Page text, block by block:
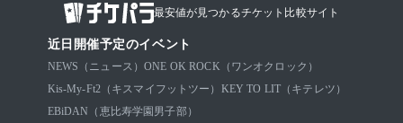
最安値が見つかるチケット比較サイト
近日開催予定のイベント
NEWS（ニュース） ONE OK ROCK（ワンオクロック）
Kis-My-Ft2（キスマイフットツー） KEY TO LIT（キテレツ）
EBiDAN（恵比寿学園男子部）